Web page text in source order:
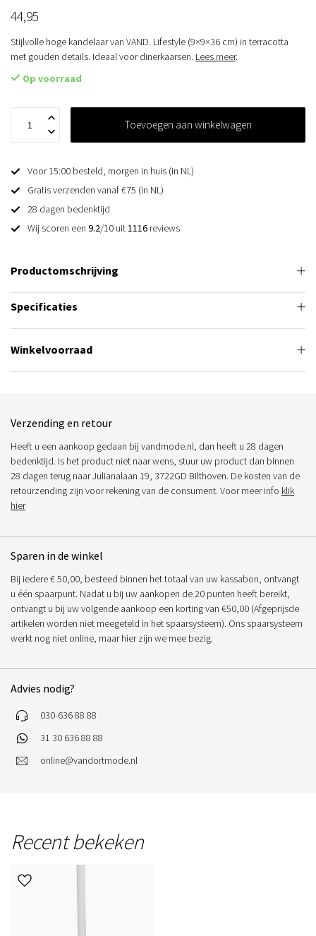
44,95
Stijlvolle hoge kandelaar van VAND. Lifestyle (9×9×36 cm) in terracotta
met gouden details. Ideaal voor dinerkaarsen. Lees meer.
Op voorraad
Toevoegen aan winkelwagen
Voor 15:00 besteld, morgen in huis (in NL)
Gratis verzenden vanaf €75 (in NL)
28 dagen bedenktijd
Wij scoren een 9.2/10 uit1116 reviews
Productomschrijving
Specificaties
Winkelvoorraad
Verzending en retour
Heeft u een aankoop gedaan bij vandmode.nl, dan heeft u 28 dagen
bedenktijd. Is het product niet naar wens, stuur uw product dan binnen
28 dagen terug naar Julianalaan 19, 3722GD Bilthoven. De kosten van de
retourzending zijn voor rekening van de consument. Voor meer info klik
hier
Sparen in de winkel
Bij iedere € 50,00, besteed binnen het totaal van uw kassabon, ontvangt
u één spaarpunt. Nadat u bij uw aankopen de 20 punten heeft bereikt,
ontvangt u bij uw volgende aankoop een korting van €50,00 (Afgeprijsde
artikelen worden niet meegeteld in het spaarsysteem). Ons spaarsysteem
werkt nog niet online, maar hier zijn we mee bezig.
Advies nodig?
030-636 88 88
31 30 636 88 88
online@vandortmode.nl
Recent bekeken